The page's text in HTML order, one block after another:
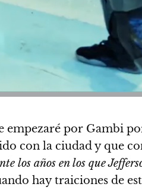
empezaré por Gambi
con la ciudad y que
los años en los que
hay traiciones de